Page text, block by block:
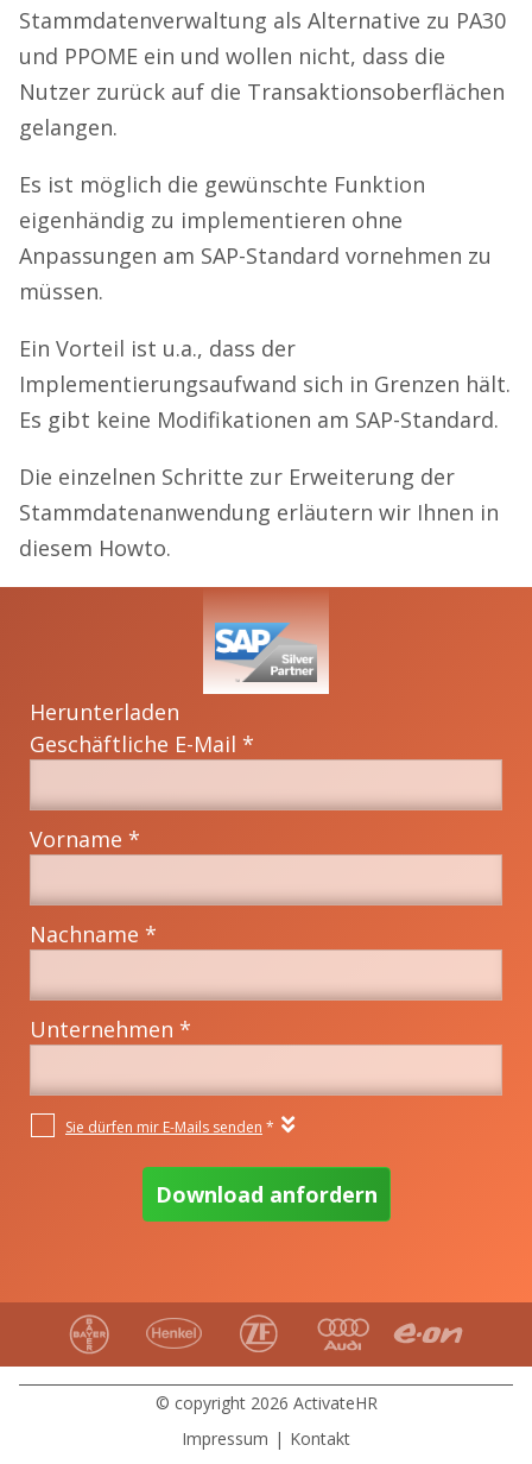
Stammdatenverwaltung als Alternative zu PA30
und PPOME ein und wollen nicht, dass die
Nutzer zurück auf die Transaktionsoberflächen
gelangen.
Es ist möglich die gewünschte Funktion
eigenhändig zu implementieren ohne
Anpassungen am SAP-Standard vornehmen zu
müssen.
Ein Vorteil ist u.a., dass der
Implementierungsaufwand sich in Grenzen hält.
Es gibt keine Modifikationen am SAP-Standard.
Die einzelnen Schritte zur Erweiterung der
Stammdatenanwendung erläutern wir Ihnen in
diesem Howto.
Herunterladen
© copyright 2026 ActivateHR
Impressum | Kontakt